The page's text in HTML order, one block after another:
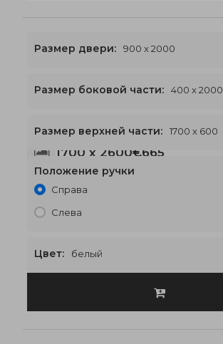
1700 x 2600€665
Размер двери: 900 x 2000
Размер боковой части: 400 x 2000
Размер верхней части: 1700 x 600
Положение ручки
Справа
Слева
Цвет: белый